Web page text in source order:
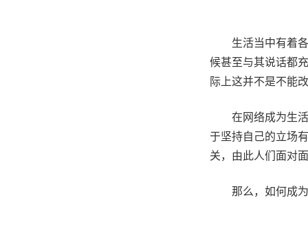
生活当中有着
候甚至与其说话都
际上这并不是不能
在网络成为生
于坚持自己的立场
关，由此人们面对
那么，如何成